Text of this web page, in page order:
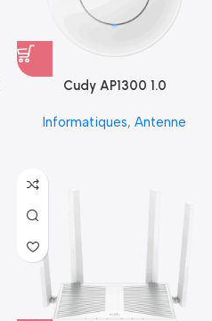
Cudy AP1300 1.0
Informatiques, Antenne